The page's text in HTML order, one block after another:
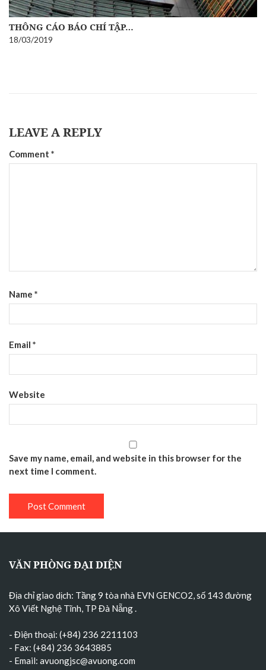
THÔNG CÁO BÁO CHÍ TẬP…
18/03/2019
LEAVE A REPLY
Comment *
Name *
Email *
Website
Save my name, email, and website in this browser for the
next time I comment.
VĂN PHÒNG ĐẠI DIỆN
Địa chỉ giao dịch: Tầng 9 tòa nhà EVN GENCO2, số 143 đường
Xô Viết Nghệ Tĩnh, TP Đà Nẵng
- Điện thoại: (+84) 236 2211103
- Fax: (+84) 236 3643885
- Email: avuongjsc@avuong.com